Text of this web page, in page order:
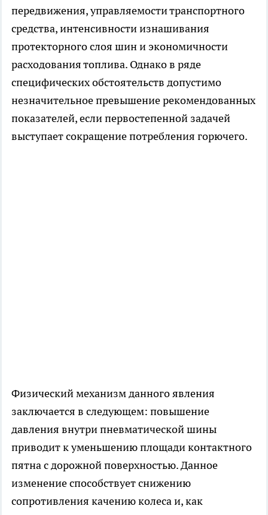
передвижения, управляемости транспортного
средства, интенсивности изнашивания
протекторного слоя шин и экономичности
расходования топлива. Однако в ряде
специфических обстоятельств допустимо
незначительное превышение рекомендованных
показателей, если первостепенной задачей
выступает сокращение потребления горючего.
Физический механизм данного явления
заключается в следующем: повышение
давления внутри пневматической шины
приводит к уменьшению площади контактного
пятна с дорожной поверхностью. Данное
изменение способствует снижению
сопротивления качению колеса и, как